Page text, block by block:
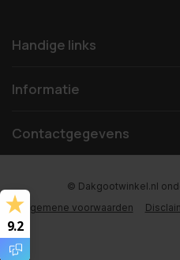
Handige links
Informatie
Contactgegevens
Algemene voorwaarden
© Dakgootwinkel.nl
9.2